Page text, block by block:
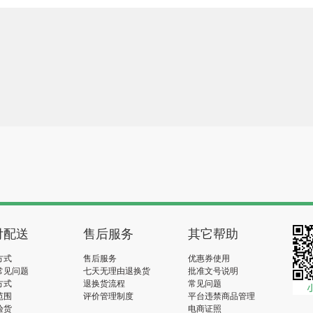
配送
式
见问题
式
围
货
售后服务
售后服务
七天无理由退换货
退换货流程
评价管理制度
其它帮助
优惠券使用
批准文号说明
常见问题
平台违禁商品管理
电商证照